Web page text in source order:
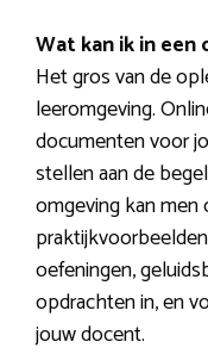
Wat kan ik in
Het gros van de
leeromgeving.
documenten voor
stellen aan de
omgeving kan
oefeningen,
opdrachten in, en
jouw docent.